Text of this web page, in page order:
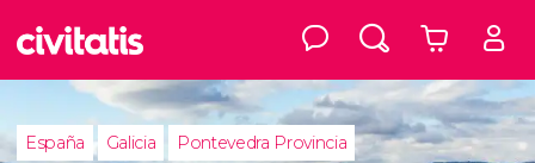
España Galicia Pontevedra Provincia